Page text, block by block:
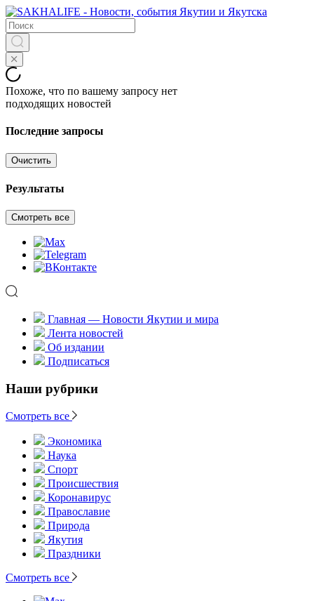
Похоже, что по вашему запросу нет
подходящих новостей
Последние запросы
Очистить
Результаты
Смотреть все
Главная — Новости Якутии и мира
Лента новостей
Об издании
Подписаться
Наши рубрики
Смотреть все
Экономика
Наука
Спорт
Происшествия
Коронавирус
Православие
Природа
Якутия
Праздники
Смотреть все